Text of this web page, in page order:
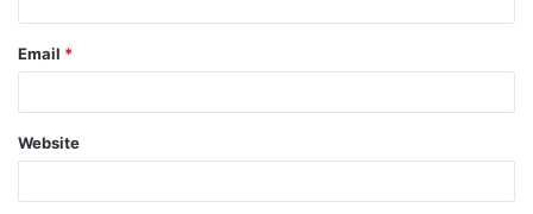
Email *
Website